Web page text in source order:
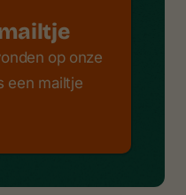
op onze
een mailtje